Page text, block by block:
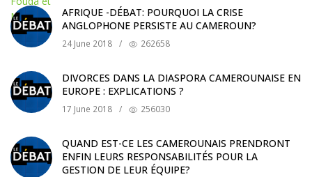
AFRIQUE -DÉBAT: POURQUOI LA CRISE
ANGLOPHONE PERSISTE AU CAMEROUN?
24 June 2018 / 262658
DIVORCES DANS LA DIASPORA CAMEROUNAISE EN
EUROPE : EXPLICATIONS ?
17 June 2018 / 256030
QUAND EST-CE LES CAMEROUNAIS PRENDRONT
ENFIN LEURS RESPONSABILITÉS POUR LA
GESTION DE LEUR ÉQUIPE?